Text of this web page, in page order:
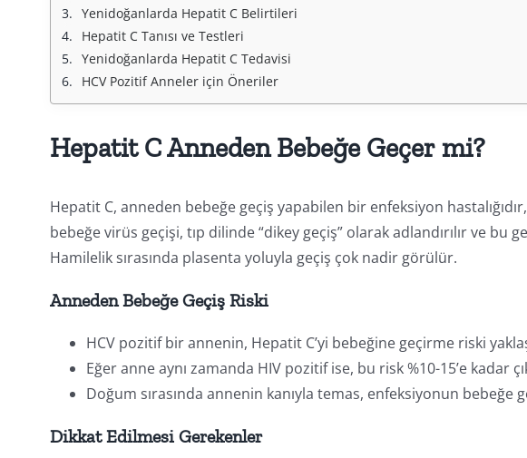
Yenidoğanlarda Hepatit C Belirtileri
Hepatit C Tanısı ve Testleri
Yenidoğanlarda Hepatit C Tedavisi
HCV Pozitif Anneler için Öneriler
Hepatit C Anneden Bebeğe Geçer mi?
Hepatit C, anneden bebeğe geçiş yapabilen bir enfeksiyon
bebeğe virüs geçişi, tıp dilinde “dikey geçiş” olarak adlandırılır ve bu
Hamilelik sırasında plasenta yoluyla geçiş çok nadir görülür.
Anneden Bebeğe Geçiş Riski
HCV pozitif bir annenin, Hepatit C’yi bebeğine geçirme riski
Eğer anne aynı zamanda HIV pozitif ise, bu risk %10-15’e kadar
Doğum sırasında annenin kanıyla temas, enfeksiyonun
Dikkat Edilmesi Gerekenler